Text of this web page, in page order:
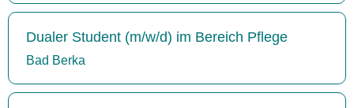
Dualer Student (m/w/d) im Bereich Pflege
Bad Berka